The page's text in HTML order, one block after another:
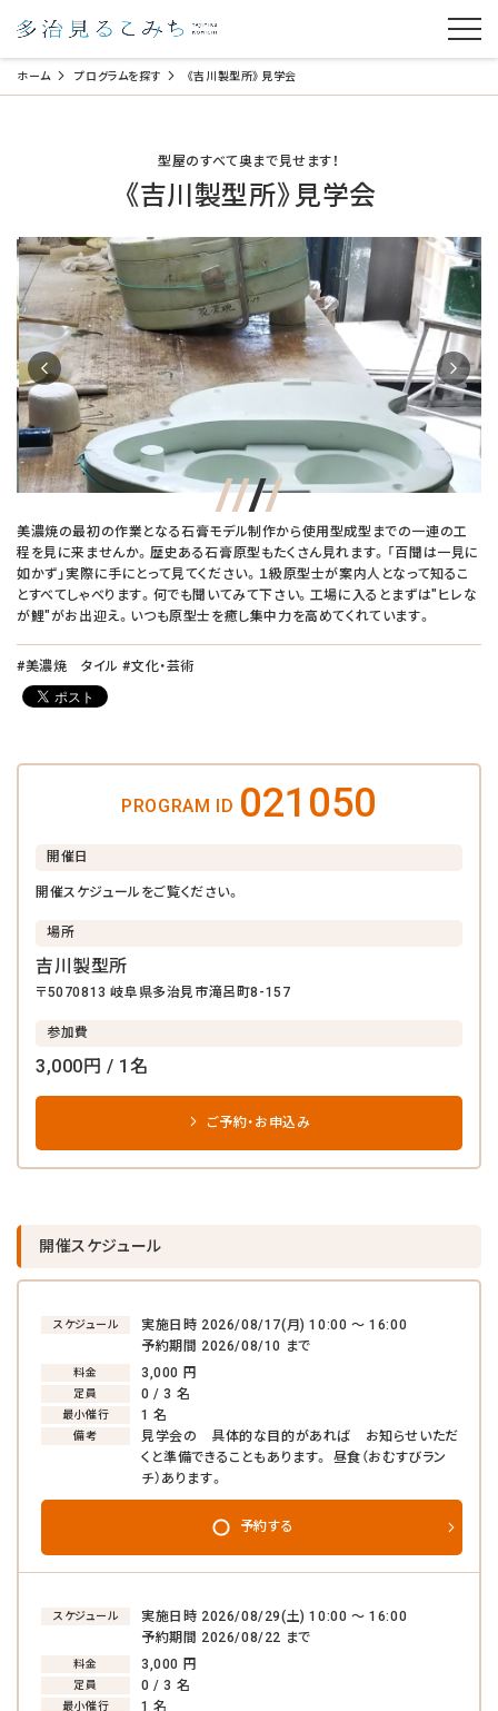
ホーム プログラムを探す 《吉川製型所》見学会
型屋のすべて奥まで見せます！
《吉川製型所》見学会
美濃焼の最初の作業となる石膏モデル制作から使用型成型までの一連の工
程を見に来ませんか。歴史ある石膏原型もたくさん見れます。「百聞は一見に
如かず」実際に手にとって見てください。１級原型士が案内人となって知るこ
とすべてしゃべります。何でも聞いてみて下さい。工場に入るとまずは"ヒレな
が鯉"がお出迎え。いつも原型士を癒し集中力を高めてくれています。
#美濃焼 タイル #文化・芸術
PROGRAM ID 021050
開催日
開催スケジュールをご覧ください。
場所
吉川製型所
〒5070813 岐阜県多治見市滝呂町8-157
参加費
3,000円 / 1名
ご予約・お申込み
開催スケジュール
スケジュール
実施日時 2026/08/17(月) 10:00 〜 16:00
予約期間 2026/08/10 まで
料金 3,000 円
定員 0 / 3 名
最小催行 1 名
備考
見学会の 具体的な目的があれば お知らせいただ
くと準備できることもあります。 昼食（おむすびラン
チ）あります。
予約する
スケジュール
実施日時 2026/08/29(土) 10:00 〜 16:00
予約期間 2026/08/22 まで
料金 3,000 円
定員 0 / 3 名
最小催行 1 名